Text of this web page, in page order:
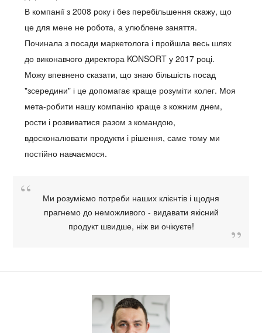
В компанії з 2008 року і без перебільшення скажу, що
це для мене не робота, а улюблене заняття.
Починала з посади маркетолога і пройшла весь шлях
до виконавчого директора KONSORT у 2017 році.
Можу впевнено сказати, що знаю більшість посад
"зсередини" і це допомагає краще розуміти колег. Моя
мета-робити нашу компанію краще з кожним днем,
рости і розвиватися разом з командою,
вдосконалювати продукти і рішення, саме тому ми
постійно навчаємося.
Ми розуміємо потреби наших клієнтів і щодня
прагнемо до неможливого - видавати якісний
продукт швидше, ніж ви очікуєте!